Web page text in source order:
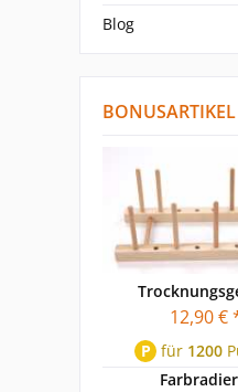
Blog
BONUSARTIKEL
12,90 €
P für 1200